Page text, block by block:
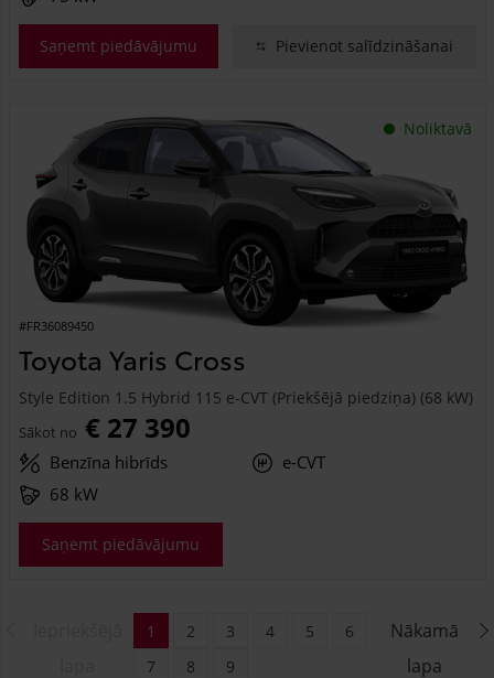
Saņemt piedāvājumu Pievienot salīdzināšanai
Noliktavā
#FR36089450
Toyota Yaris Cross
Style Edition 1.5 Hybrid 115 e-CVT (Priekšējā piedziņa) (68 kW)
Sākot no € 27 390
Benzīna hibrīds
e-CVT
68 kW
Saņemt piedāvājumu
Nākamā
lapa
1 2 3 4 5
6
7
8 9